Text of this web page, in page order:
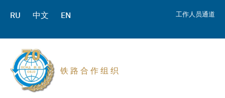
RU 中文 EN 工作人员通道
铁 路 合 作 组 织